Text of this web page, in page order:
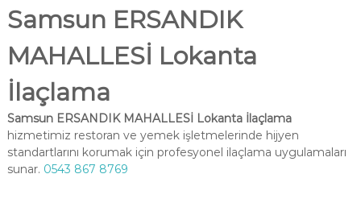
Samsun ERSANDIK
MAHALLESİ Lokanta
İlaçlama
Samsun ERSANDIK MAHALLESİ Lokanta İlaçlama
hizmetimiz restoran ve yemek işletmelerinde hijyen
standartlarını korumak için profesyonel ilaçlama uygulamaları
sunar. 0543 867 8769